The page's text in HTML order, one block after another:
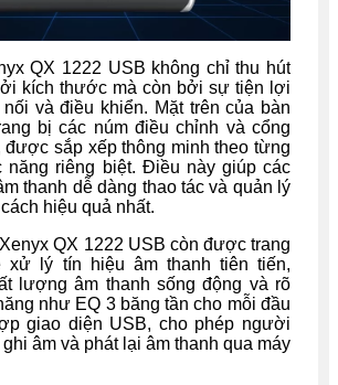
QX 1222 USB không chỉ thu hút
kích thước mà còn bởi sự tiện lợi
và điều khiển. Mặt trên của bàn
bị các núm điều chỉnh và cổng
được sắp xếp thông minh theo từng
năng riêng biệt. Điều này giúp các
thanh dễ dàng thao tác và quản lý
hiệu quả nhất.
QX 1222 USB còn được trang
xử lý tín hiệu âm thanh tiên tiến,
lượng âm thanh sống động và rõ
như EQ 3 băng tần cho mỗi đầu
giao diện USB, cho phép người
âm và phát lại âm thanh qua máy